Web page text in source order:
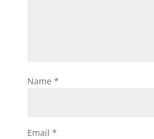
Name *
Email *